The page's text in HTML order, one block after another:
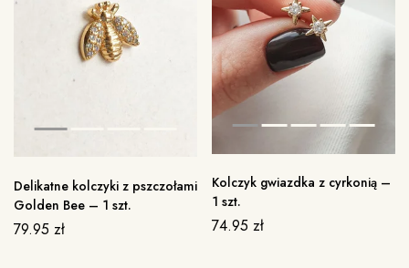
Delikatne kolczyki z pszczołami
Golden Bee – 1 szt.
79.95 zł
Kolczyk gwiazdka z cyrkonią –
1 szt.
74.95 zł